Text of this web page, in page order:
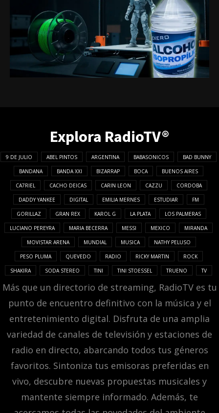
Explora RadioTV®
9 DE JULIO ABEL PINTOS ARGENTINA BABASONICOS BAD BUNNY
BANDANA BANDA XXI BIZARRAP BOCA BUENOS AIRES
CA7RIEL CACHO DEICAS CARIN LEON CAZZU CORDOBA
DADDY YANKEE DIGITAL EMILIA MERNES ESTUDIAR FM
GORILLAZ GRAN REX KAROL G LA PLATA LOS PALMERAS
LUCIANO PEREYRA MARIA BECERRA MESSI MEXICO MIRANDA
MOVISTAR ARENA MUNDIAL MUSICA NATHY PELUSO
PESO PLUMA QUEVEDO RADIO RICKY MARTIN ROCK
SHAKIRA SODA STEREO TINI TINI STOESSEL TRUENO TV
Más que un directorio de streaming, RadioTV es tu
punto de encuentro definitivo con la música y el
entretenimiento digital. Disfruta de una amplia
variedad de canales de televisión y estaciones de
radio en directo, abarcando todos tus géneros
favoritos. Sintoniza tus emisoras preferidas en
vivo, descubre nuevas propuestas musicales y
mantente siempre informado. Además, te